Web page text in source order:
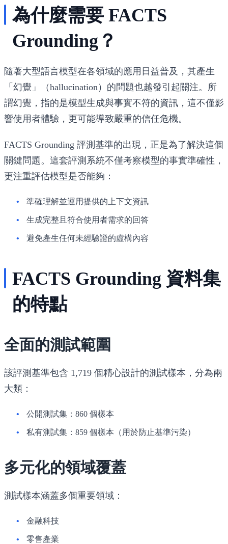
為什麼需要 FACTS
Grounding？
隨著大型語言模型在各領域的應用日益普及，其產生
「幻覺」（hallucination）的問題也越發引起關注。所
謂幻覺，指的是模型生成與事實不符的資訊，這不僅影
響使用者體驗，更可能導致嚴重的信任危機。
FACTS Grounding 評測基準的出現，正是為了解決這個
關鍵問題。這套評測系統不僅考察模型的事實準確性，
更注重評估模型是否能夠：
準確理解並運用提供的上下文資訊
生成完整且符合使用者需求的回答
避免產生任何未經驗證的虛構內容
FACTS Grounding 資料集
的特點
全面的測試範圍
該評測基準包含 1,719 個精心設計的測試樣本，分為兩
大類：
公開測試集：860 個樣本
私有測試集：859 個樣本（用於防止基準污染）
多元化的領域覆蓋
測試樣本涵蓋多個重要領域：
金融科技
零售產業